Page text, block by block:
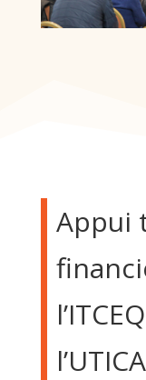
Appui